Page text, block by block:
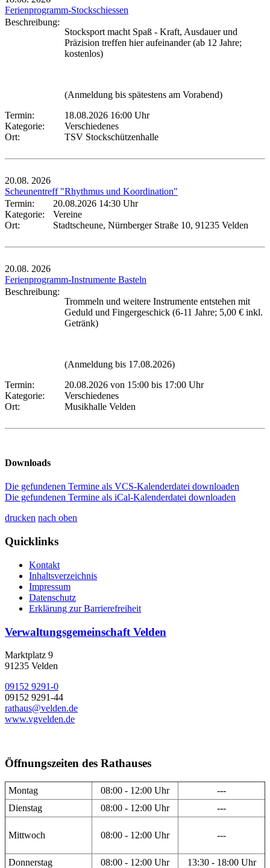
Ferienprogramm-Stockschiessen
Beschreibung:
Stocksport macht Spaß - Kraft, Ausdauer und
Präzision treffen hier aufeinander (ab 12 Jahre;
kostenlos)
(Anmeldung bis spätestens am Vorabend)
Termin:
18.08.2026 16:00 Uhr
Kategorie:
Verschiedenes
Ort:
TSV Stockschützenhalle
20.08. 2026
Scheunentreff "Rhythmus und Koordination"
Termin:
20.08.2026 14:30 Uhr
Kategorie:
Vereine
Ort:
Stadtscheune, Nürnberger Straße 10, 91235 Velden
20.08. 2026
Ferienprogramm-Instrumente Basteln
Beschreibung:
Trommeln und weitere Instrumente entstehen mit
Geduld und Fingergeschick (6-11 Jahre; 5,00 € inkl.
Getränk)
(Anmeldung bis 17.08.2026)
Termin:
20.08.2026 von 15:00 bis 17:00 Uhr
Kategorie:
Verschiedenes
Ort:
Musikhalle Velden
Downloads
Die gefundenen Termine als VCS-Kalenderdatei downloaden
Die gefundenen Termine als iCal-Kalenderdatei downloaden
drucken nach oben
Quicklinks
Kontakt
Inhaltsverzeichnis
Impressum
Datenschutz
Erklärung zur Barrierefreiheit
Verwaltungsgemeinschaft Velden
Marktplatz 9
91235 Velden
09152 9291-0
09152 9291-44
rathaus@velden.de
www.vgvelden.de
Öffnungszeiten des Rathauses
Montag 08:00 - 12:00 Uhr
---
Dienstag
08:00 - 12:00 Uhr ---
Mittwoch 08:00 - 12:00 Uhr ---
Donnerstag 08:00 - 12:00 Uhr 13:30 - 18:00 Uhr